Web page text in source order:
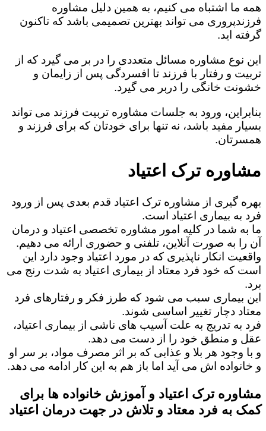
همه ما اشتباه می کنیم، به همین دلیل مشاوره
فرزندپروری می تواند بهترین تصمیمی باشد که تاکنون
گرفته اید.
این نوع مشاوره مسائل متعددی را در بر می گیرد که از
تربیت و رفتار با فرزند تا افسردگی پس از زایمان و
خشونت خانگی را دربر می گیرد.
بنابراین، ورود به جلسات مشاوره تربیت فرزند می تواند
بسیار مفید باشد، نه تنها برای خودتان که برای فرزند و
همسرتان.
مشاوره ترک اعتیاد
بهره گیری از مشاوره ترک اعتیاد قدم بعدی پس از ورود
فرد به بیماری اعتیاد است.
ما به شما در کلیه امور مشاوره تخصصی اعتیاد و درمان
آن را به صورت آنلاین، تلفنی و حضوری ارائه می دهیم.
واقعیت انکار ناپذیری که در مورد اعتیاد وجود دارد این
است که خود فرد معتاد از بیماری اعتیاد به شدت رنج می
برد.
این بیماری سبب می شود که طرز فکر و رفتارهای فرد
معتاد دچار تغییر اساسی شوند.
فرد به تدریج به علت آسیب های ناشی از بیماری اعتیاد،
عقل و منطق خود را از دست می دهد.
و با وجود هر بلا و عذابی که بر اثر مصرف مواد، بر سر او
و خانواده اش می آید اما باز هم به این کار ادامه می دهد.
مشاوره ترک اعتیاد و آموزش خانواده ها برای
کمک به فرد معتاد و تلاش در جهت درمان اعتیاد